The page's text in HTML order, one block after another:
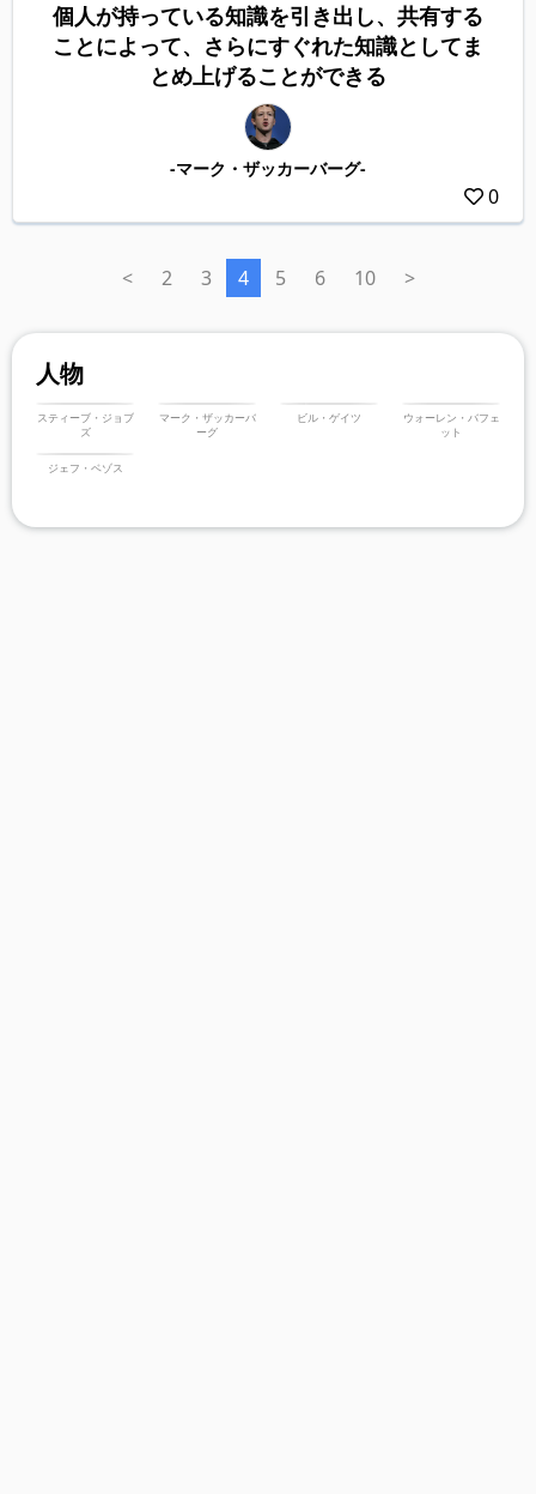
0
個人が持っている知識を引き出し、共有する
ことによって、さらにすぐれた知識としてま
とめ上げることができる
-マーク・ザッカーバーグ-
< 2 3 4 5 6 10 >
人物
スティーブ・ジョブ
ズ
マーク・ザッカーバ
ーグ
ビル・ゲイツ
ウォーレン・バフェ
ット
ジェフ・ベゾス